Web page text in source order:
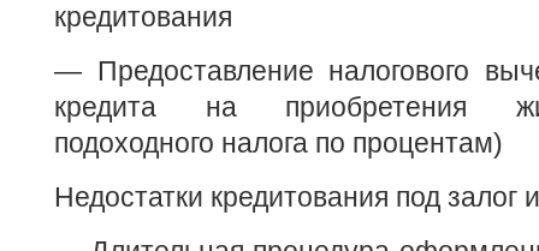
кредитования
— Предоставление налогового
кредита на приобретения
подоходного налога по процентам)
Недостатки кредитования под залог